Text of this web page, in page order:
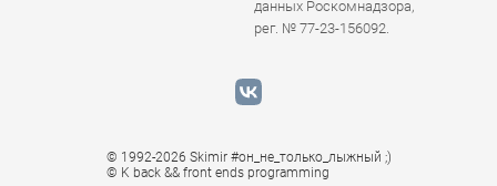
данных Роскомнадзора,
рег. № 77-23-156092.
© 1992-2026 Skimir #он_не_только_лыжный ;)
© K back && front ends programming